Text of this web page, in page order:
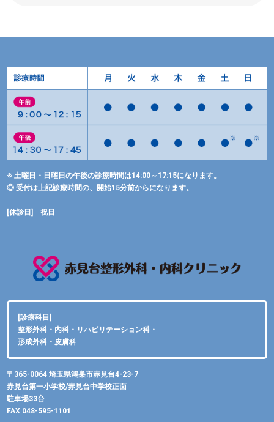
※ 土曜日・日曜日の午後の診療時間は14:00～17:15になります。
◎ 受付は上記診療時間の、開始15分前からになります。
[休診日] 祝日
[診療科目]
整形外科・内科・リハビリテーション科・
形成外科・皮膚科
〒365-0064 埼玉県鴻巣市赤見台4-23-7
赤見台第一小学校/赤見台中学校正面
駐車場33台
FAX 048-595-1101